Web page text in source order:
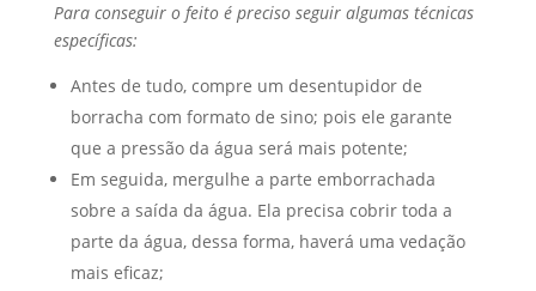
Para conseguir o feito é preciso seguir algumas técnicas
específicas:
Antes de tudo, compre um desentupidor de
borracha com formato de sino; pois ele garante
que a pressão da água será mais potente;
Em seguida, mergulhe a parte emborrachada
sobre a saída da água. Ela precisa cobrir toda a
parte da água, dessa forma, haverá uma vedação
mais eficaz;